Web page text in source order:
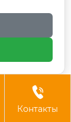
сегодня.
Следующий

Контакты